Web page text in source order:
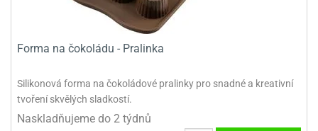
Forma na čokoládu - Pralinka
Silikonová forma na čokoládové pralinky pro snadné a kreativní
tvoření skvělých sladkostí.
Naskladňujeme do 2 týdnů